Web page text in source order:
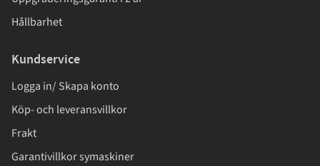
Hållbarhet
Kundservice
Logga in/ Skapa konto
Köp- och leveransvillkor
Frakt
Garantivillkor symaskiner